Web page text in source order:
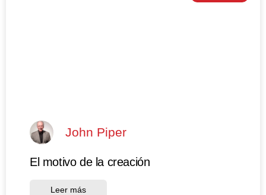
John Piper
El motivo de la creación
Leer más